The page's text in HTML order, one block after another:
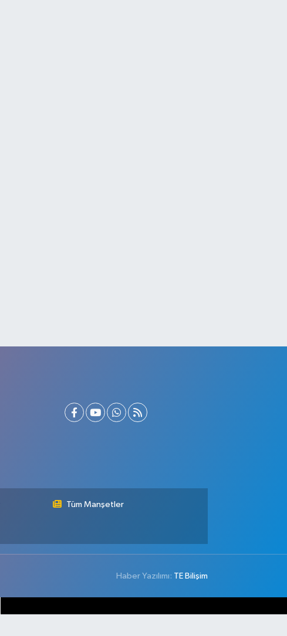
Tüm Manşetler
Haber Yazılımı: TE Bilişim